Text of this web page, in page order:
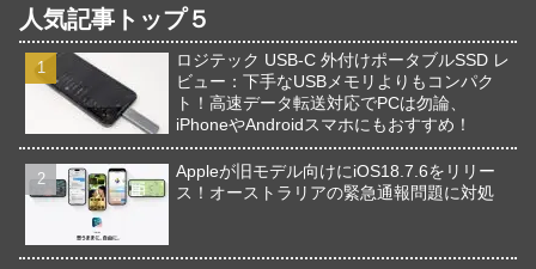
人気記事トップ５
ロジテック USB-C 外付けポータブルSSD レ
ビュー：下手なUSBメモリよりもコンパク
ト！高速データ転送対応でPCは勿論、
iPhoneやAndroidスマホにもおすすめ！
Appleが旧モデル向けにiOS18.7.6をリリー
ス！オーストラリアの緊急通報問題に対処